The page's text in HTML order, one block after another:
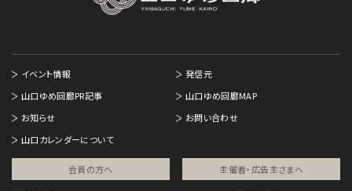
イベント情報
発信元
山口ゆめ回廊PR記事
山口ゆめ回廊MAP
お知らせ
お問い合わせ
山口カレンダーについて
会員の方へ 主催者・広告主さまへ​